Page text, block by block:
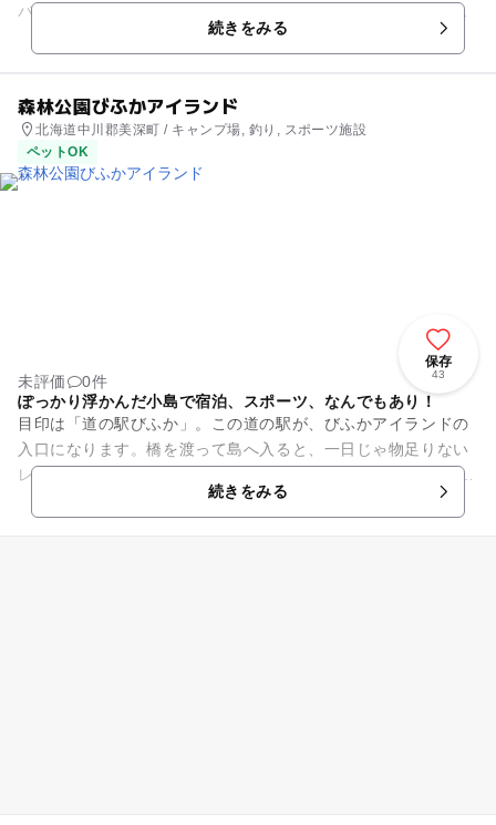
バッテリーカー、ボートなど子供達が大好きな乗り物系遊具も
充実しており大人から子...続きをみる
森林公園びふかアイランド
北海道中川郡美深町 / キャンプ場, 釣り, スポーツ施設
ペットOK
保存
43
未評価
0件
ぽっかり浮かんだ小島で宿泊、スポーツ、なんでもあり！
目印は「道の駅びふか」。この道の駅が、びふかアイランドの
入口になります。橋を渡って島へ入ると、一日じゃ物足りない
レジャーが待っています。 アイランド内の目玉は「美深チョウ
続きをみる